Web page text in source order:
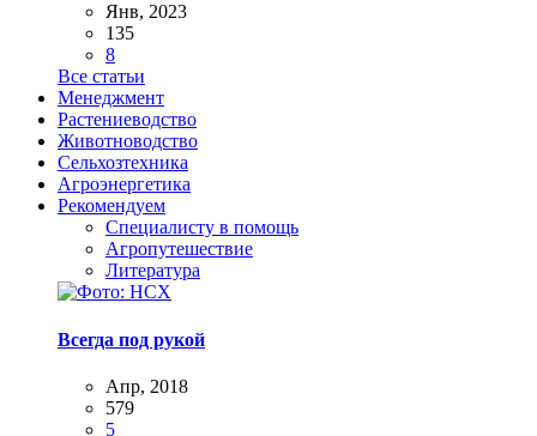
Янв, 2023
135
8
Все статьи
Менеджмент
Растениеводство
Животноводство
Сельхозтехника
Агроэнергетика
Рекомендуем
Специалисту в помощь
Агропутешествие
Литература
Всегда под рукой
Апр, 2018
579
5